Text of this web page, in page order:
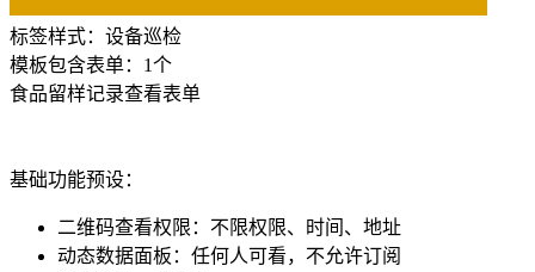
标签样式： 设备巡检
模板包含表单： 1个
食品留样记录查看表单
基础功能预设：
二维码查看权限 ： 不限权限、时间、地址
动态数据面板 ： 任何人可看，不允许订阅